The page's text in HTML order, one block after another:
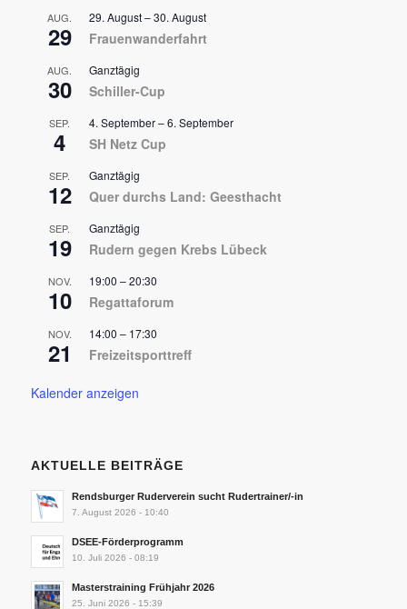
AUG.
29
29. August–30. August
Frauenwanderfahrt
AUG.
30
Ganztägig
Schiller-Cup
SEP.
4
4. September–6. September
SH Netz Cup
SEP.
12
Ganztägig
Quer durchs Land: Geesthacht
SEP.
19
Ganztägig
Rudern gegen Krebs Lübeck
NOV.
10
19:00 –20:30
Regattaforum
NOV.
21
14:00 – 17:30
Freizeitsporttreff
Kalender anzeigen
AKTUELLE BEITRÄGE
Rendsburger Ruderverein sucht Rudertrainer/-in
7. August 2026 - 10:40
DSEE-Förderprogramm
10. Juli 2026 - 08:19
Masterstraining Frühjahr 2026
25. Juni 2026 - 15:39